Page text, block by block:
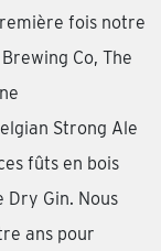
fois notre
Co, The
Strong Ale
fûts en bois
Gin. Nous
ans pour